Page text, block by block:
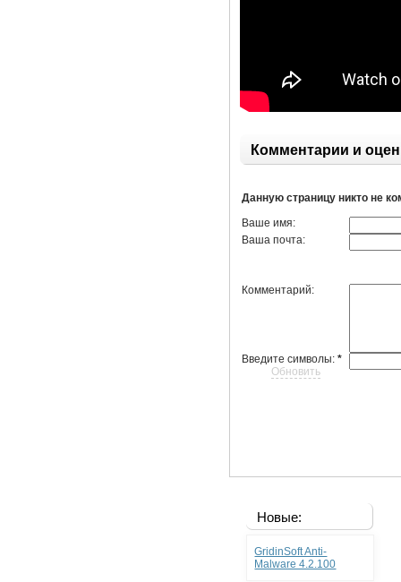
Комментарии и
Данную страницу никто не
Ваше имя:
Ваша почта:
Комментарий:
Введите символы:*
Обновить
Новые:
GridinSoft Anti-
Malware 4.2.100